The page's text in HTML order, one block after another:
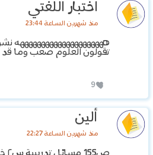
اختبار اللغتي
منذ شهرين الساعة 23:44
هههههههههههههههههههههه
تقولون العلوم صعب وما قد
9
ألين
منذ شهرين الساعة 22:27